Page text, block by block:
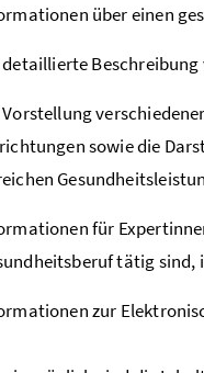
über einen
sowie die
für
tätig sind,
zur